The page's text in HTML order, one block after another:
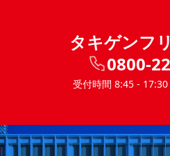
タキゲンフ
0800-
受付時間 8:45 - 17:30